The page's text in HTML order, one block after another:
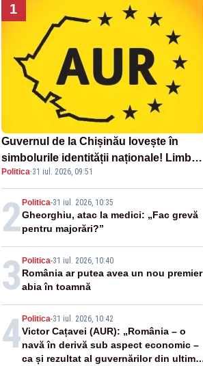
1
Guvernul de la Chișinău lovește în
simbolurile identității naționale! Limba
română nu se economisește! Limba
română se sărbătorește!
Politica·31 iul. 2026, 09:51
2 Politica-31 iul. 2026, 10:35
Gheorghiu, atac la medici: „Fac grevă
pentru majorări?”
3 Politica-31 iul. 2026, 10:40
România ar putea avea un nou premier
abia în toamnă
4 Politica-31 iul. 2026, 10:42
Victor Cațavei (AUR): „România – o
navă în derivă sub aspect economic –
ca și rezultat al guvernărilor din ultimii